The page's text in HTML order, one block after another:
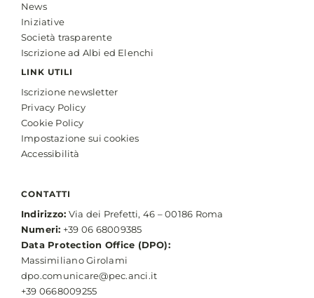
News
Iniziative
Società trasparente
Iscrizione ad Albi ed Elenchi
LINK UTILI
Iscrizione newsletter
Privacy Policy
Cookie Policy
Impostazione sui cookies
Accessibilità
CONTATTI
Indirizzo: Via dei Prefetti, 46 – 00186 Roma
Numeri: +39 06 68009385
Data Protection Office (DPO):
Massimiliano Girolami
dpo.comunicare@pec.anci.it
+39 0668009255